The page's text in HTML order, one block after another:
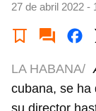
27 de abril 2022 -
LA HABANA/
cubana, se ha